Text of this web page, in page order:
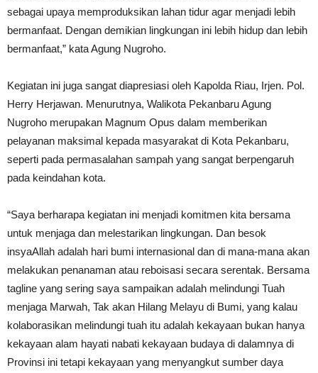
sebagai upaya memproduksikan lahan tidur agar menjadi lebih
bermanfaat. Dengan demikian lingkungan ini lebih hidup dan lebih
bermanfaat,” kata Agung Nugroho.
Kegiatan ini juga sangat diapresiasi oleh Kapolda Riau, Irjen. Pol.
Herry Herjawan. Menurutnya, Walikota Pekanbaru Agung
Nugroho merupakan Magnum Opus dalam memberikan
pelayanan maksimal kepada masyarakat di Kota Pekanbaru,
seperti pada permasalahan sampah yang sangat berpengaruh
pada keindahan kota.
“Saya berharapa kegiatan ini menjadi komitmen kita bersama
untuk menjaga dan melestarikan lingkungan. Dan besok
insyaAllah adalah hari bumi internasional dan di mana-mana akan
melakukan penanaman atau reboisasi secara serentak. Bersama
tagline yang sering saya sampaikan adalah melindungi Tuah
menjaga Marwah, Tak akan Hilang Melayu di Bumi, yang kalau
kolaborasikan melindungi tuah itu adalah kekayaan bukan hanya
kekayaan alam hayati nabati kekayaan budaya di dalamnya di
Provinsi ini tetapi kekayaan yang menyangkut sumber daya